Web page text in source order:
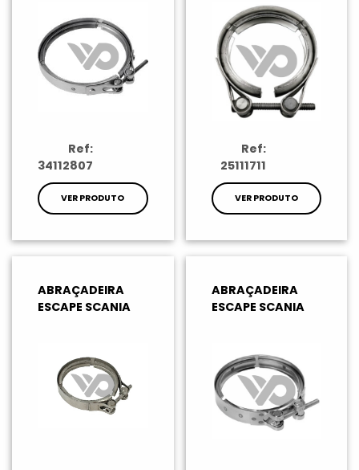
Ref:
34112807
VER PRODUTO
Ref:
25111711
VER PRODUTO
ABRAÇADEIRA
ESCAPE SCANIA
ABRAÇADEIRA
ESCAPE SCANIA